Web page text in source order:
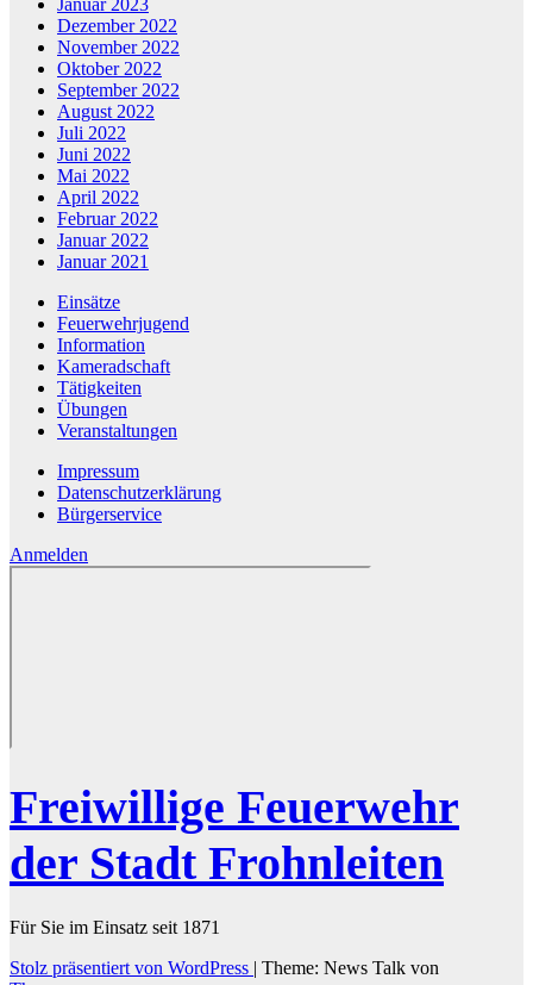
Dezember 2022
November 2022
Oktober 2022
September 2022
August 2022
Juli 2022
Juni 2022
Mai 2022
April 2022
Februar 2022
Januar 2022
Januar 2021
Einsätze
Feuerwehrjugend
Information
Kameradschaft
Tätigkeiten
Übungen
Veranstaltungen
Impressum
Datenschutzerklärung
Bürgerservice
Anmelden
Freiwillige Feuerwehr
der Stadt Frohnleiten
Für Sie im Einsatz seit 1871
Stolz präsentiert von WordPress | Theme: News Talk von